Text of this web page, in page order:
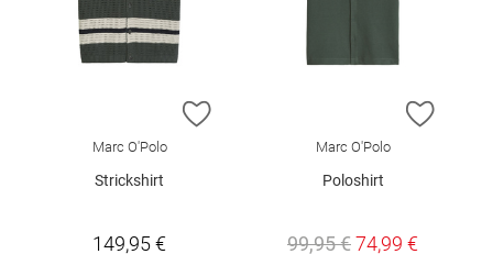
ZUR WUNSCHLISTE HINZUFÜGEN
Marc O'Polo
Strickshirt
149,95 €
ZUR
Marc O'Polo
Poloshirt
99,95 €74,99 €